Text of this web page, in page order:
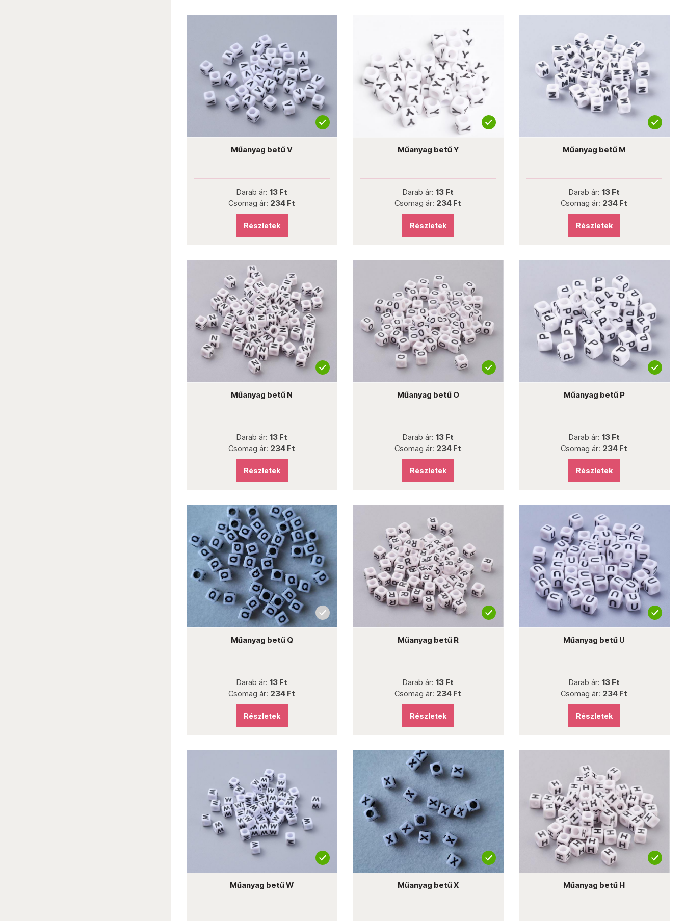
Műanyag betű V
Darab ár: 13 Ft
Csomag ár: 234 Ft
Részletek
Műanyag betű Y
Darab ár: 13 Ft
Csomag ár: 234 Ft
Részletek
Műanyag betű M
Darab ár: 13 Ft
Csomag ár: 234 Ft
Részletek
Műanyag betű N
Darab ár: 13 Ft
Csomag ár: 234 Ft
Részletek
Műanyag betű O
Darab ár: 13 Ft
Csomag ár: 234 Ft
Részletek
Műanyag betű P
Darab ár: 13 Ft
Csomag ár: 234 Ft
Részletek
Műanyag betű Q
Darab ár: 13 Ft
Csomag ár: 234 Ft
Részletek
Műanyag betű R
Darab ár: 13 Ft
Csomag ár: 234 Ft
Részletek
Műanyag betű U
Darab ár: 13 Ft
Csomag ár: 234 Ft
Részletek
Műanyag betű W Műanyag betű X Műanyag betű H